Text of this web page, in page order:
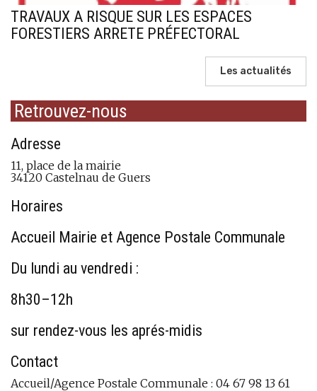
TRAVAUX A RISQUE SUR LES ESPACES
FORESTIERS ARRETE PRÉFECTORAL
Les actualités
Retrouvez-nous
Adresse
11, place de la mairie
34120 Castelnau de Guers
Horaires
Accueil Mairie et Agence Postale Communale
Du lundi au vendredi :
8h30–12h
sur rendez-vous les aprés-midis
Contact
Accueil/Agence Postale Communale : 04 67 98 13 61